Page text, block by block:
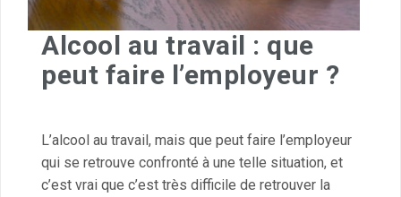
Alcool au travail : que
peut faire l’employeur ?
L’alcool au travail, mais que peut faire l’employeur
qui se retrouve confronté à une telle situation, et
c’est vrai que c’est très difficile de retrouver la